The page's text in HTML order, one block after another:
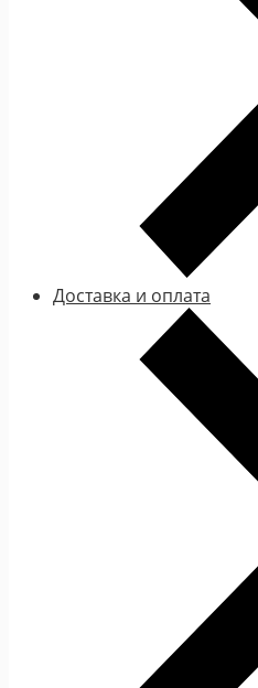
Доставка и оплата